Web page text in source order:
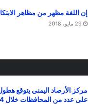
إن اللغة مظهر من مظاهر
29 مايو، 2018
مركز الأرصاد اليمني يتوقع
على عدد من المحافظات خلال 24 ساعة القادمة